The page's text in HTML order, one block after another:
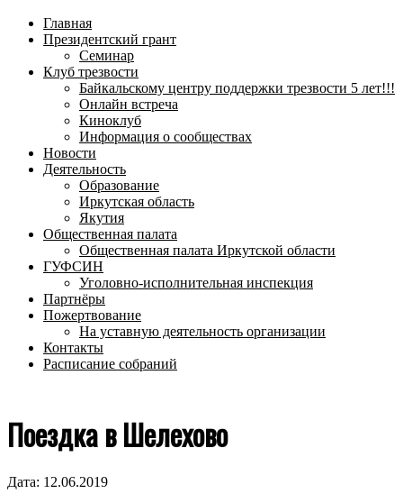
меню
Главная
Президентский грант
Семинар
Клуб трезвости
Байкальскому центру поддержки трезвости 5 лет!!!
Онлайн встреча
Киноклуб
Информация о сообществах
Новости
Деятельность
Образование
Иркутская область
Якутия
Общественная палата
Общественная палата Иркутской области
ГУФСИН
Уголовно-исполнительная инспекция
Партнёры
Пожертвование
На уставную деятельность организации
Контакты
Расписание собраний
Поездка в Шелехово
Дата: 12.06.2019